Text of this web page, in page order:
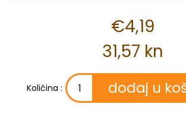
€4,19
31,57 kn
Količina :